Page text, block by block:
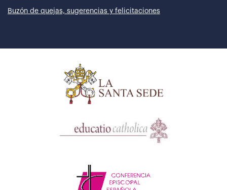
Buzón de quejas, sugerencias y felicitaciones